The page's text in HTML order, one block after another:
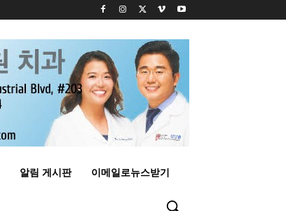
알림 게시판 이메일로뉴스받기